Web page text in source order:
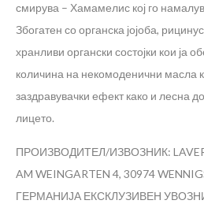
смирува – Хамамелис кој го
Збогатен со органска јојоба,
хранливи органски состојки кои ја
количина на некомоденични масла
заздравувачки ефект како и лесна
лицето.
ПРОИЗВОДИТЕЛ/ИЗВОЗНИК:
AM WEINGARTEN 4, 30974
ГЕРМАНИЈА ЕКСКЛУЗИВЕН